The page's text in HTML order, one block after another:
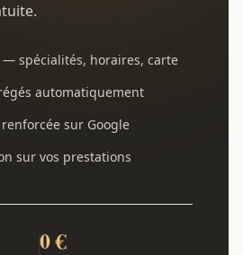
— spécialités, horaires, carte
automatiquement
sur Google
sur vos prestations
0 €